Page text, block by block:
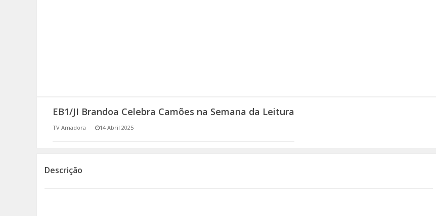
(RE) PENSAMENTOS
EB1/JI Brandoa Celebra Camões na Semana da Leitura
TV Amadora 14 Abril 2025
Descrição